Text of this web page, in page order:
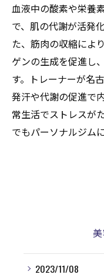
血液中の酸素や栄養
で、肌の代謝が活発
た、筋肉の収縮によ
ゲンの生成を促進し
す。トレーナーが名
発汗や代謝の促進で
常生活でストレスが
でもパーソナルジム
2023/11/08